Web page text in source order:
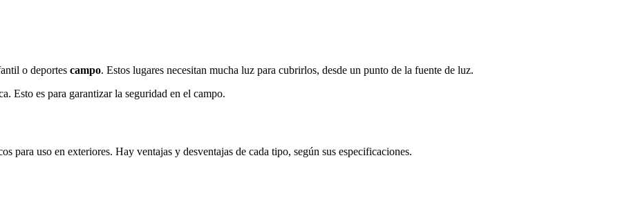
o deportes campo. Estos lugares necesitan mucha luz para cubrirlos, desde un punto de la fuente de luz.
Esto es para garantizar la seguridad en el campo.
para uso en exteriores. Hay ventajas y desventajas de cada tipo, según sus especificaciones.